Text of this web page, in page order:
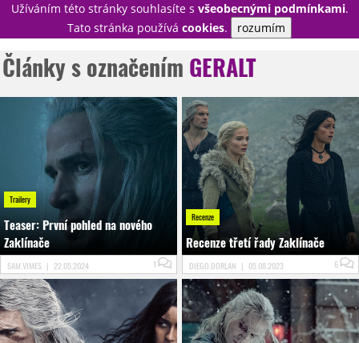
Užíváním této stránky souhlasíte s všeobecnými podmínkami.
Tato stránka používá cookies. rozumím
PŘIHLÁSIT
NOVINKY
TÉMATA
RECENZE
EPIZODY
TRAILERY
GALERIE
DISKUZE
STATISTIKY
TIRÁŽ
Články s označením GERALT
Trailery
Teaser: První pohled na nového
Zaklínače
SAM.VIMES | 22.05.2024 1
Recenze
Recenze třetí řady Zaklínače
DIEGO.DORLAN | 05.08.2023 6